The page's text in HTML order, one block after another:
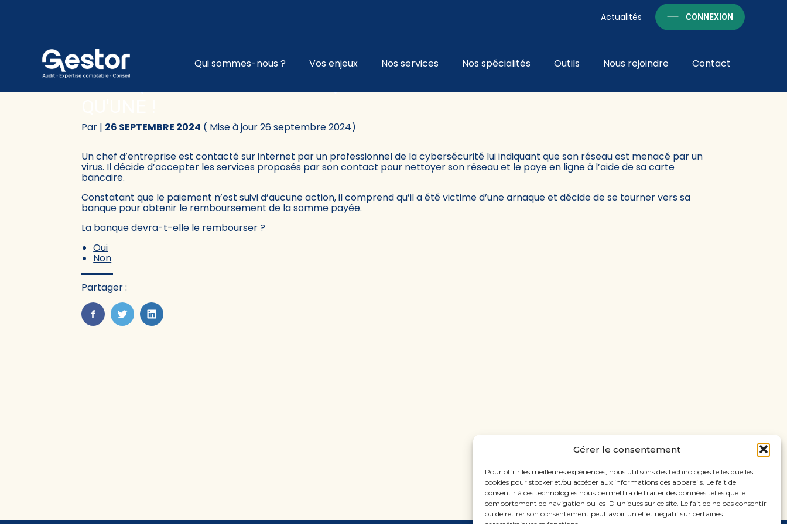
Gérer le consentement
Pour offrir les meilleures expériences, nous utilisons des technologies telles que les
cookies pour stocker et/ou accéder aux informations des appareils. Le fait de
consentir à ces technologies nous permettra de traiter des données telles que le
comportement de navigation ou les ID uniques sur ce site. Le fait de ne pas consentir
ou de retirer son consentement peut avoir un effet négatif sur certaines
Actualités CONNEXION
Aller
au
Principal
Qui sommes-nous ? Vos enjeux Nos services Nos spécialités Outils Nous rejoindre Contact
ARNAQUE EN LIGNE ET BANQUE : 2 PRÉCAUTIONS VALENT MIEUX
Par | 26 SEPTEMBRE 2024 ( Mise à jour 26 septembre 2024)
Un chef d’entreprise est contacté sur internet par un professionnel de la cybersécurité lui indiquant que son réseau est menacé par un
virus. Il décide d’accepter les services proposés par son contact pour nettoyer son réseau et le paye en ligne à l’aide de sa carte
bancaire.
Constatant que le paiement n’est suivi d’aucune action, il comprend qu’il a été victime d’une arnaque et décide de se tourner vers sa
banque pour obtenir le remboursement de la somme payée.
La banque devra-t-elle le rembourser ?
Oui
Non
Partager :
FaceBook
TwitterLinkedIn